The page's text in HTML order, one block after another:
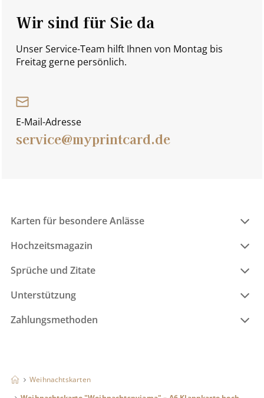
Wir sind für Sie da
Unser Service-Team hilft Ihnen von Montag bis
Freitag gerne persönlich.
E-Mail-Adresse
service@myprintcard.de
Karten für besondere Anlässe
Hochzeitsmagazin
Sprüche und Zitate
Unterstützung
Zahlungsmethoden
Weihnachtskarten